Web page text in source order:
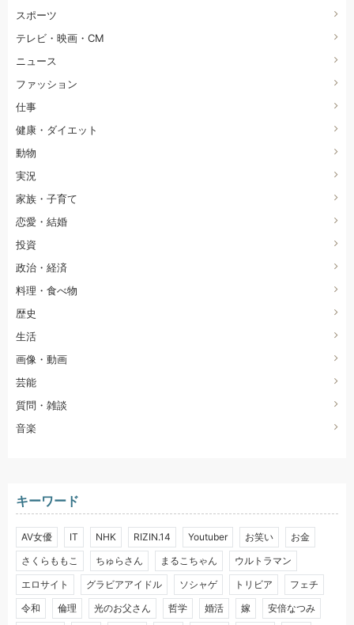
スポーツ
テレビ・映画・CM
ニュース
ファッション
仕事
健康・ダイエット
動物
実況
家族・子育て
恋愛・結婚
投資
政治・経済
料理・食べ物
歴史
生活
画像・動画
芸能
質問・雑談
音楽
キーワード
AV女優 IT NHK RIZIN.14 Youtuber お笑い
お金
さくらももこ
ちゅらさん まるこちゃん
ウルトラマン
エロサイト
グラビアアイドル ソシャゲ トリビア
フェチ
令和
倫理 光のお父さん 哲学 婚活 嫁
安倍なつみ